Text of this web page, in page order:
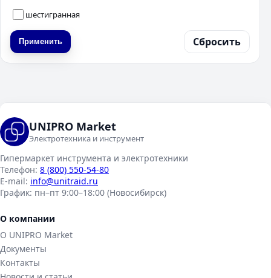
шестигранная
Применить Сбросить
UNIPRO Market
Электротехника и инструмент
Гипермаркет инструмента и электротехники
Телефон: 8 (800) 550-54-80
E-mail: info@unitraid.ru
График: пн–пт 9:00–18:00 (Новосибирск)
О компании
О UNIPRO Market
Документы
Контакты